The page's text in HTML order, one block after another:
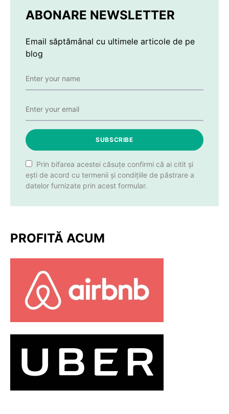
ABONARE NEWSLETTER
Email săptămânal cu ultimele articole de pe
blog
SUBSCRIBE
Prin bifarea acestei căsuțe confirmi că ai citit și
ești de acord cu termenii și condițiile de păstrare a
datelor furnizate prin acest formular.
PROFITĂ ACUM